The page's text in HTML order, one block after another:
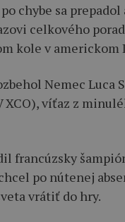
chybe sa prepadol
celkového
kole v americkom
Nemec Luca
XCO), víťaz z
francúzsky
po nútenej
vrátiť do hry.